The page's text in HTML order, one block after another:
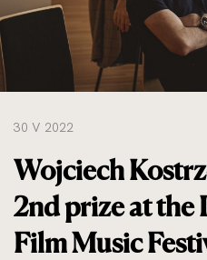
30 V 2022
Wojciech
2nd prize at
Film Music